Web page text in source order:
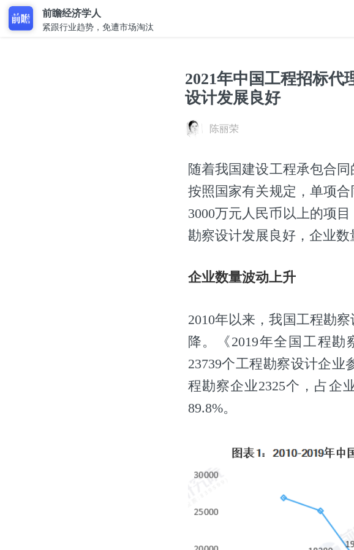
前瞻经济学人
紧跟行业趋势，免遭市场淘汰
2021年中国工程招标
设计发展良好
陈丽荣
随着我国建设工程承包合
按照国家有关规定，单项
3000万元人民币以上的项
勘察设计发展良好，企业数
企业数量波动上升
2010年以来，我国工程勘
降。《2019年全国工程
23739个工程勘察设计企业
程勘察企业2325个，占企
89.8%。